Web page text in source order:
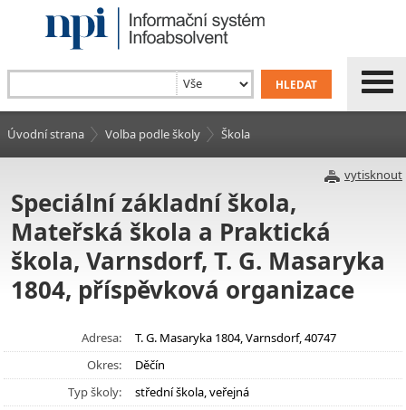
Úvodní strana Volba podle školy Škola
vytisknout
Speciální základní škola,
Mateřská škola a Praktická
škola, Varnsdorf, T. G. Masaryka
1804, příspěvková organizace
Adresa:
T. G. Masaryka 1804, Varnsdorf, 40747
Okres:
Děčín
Typ školy:
střední škola, veřejná